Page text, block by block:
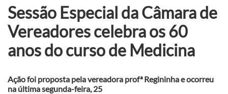
Sessão Especial da Câmara de
Vereadores celebra os 60
anos do curso de Medicina
Ação foi proposta pela vereadora profª Regininha e ocorreu
na última segunda-feira, 25